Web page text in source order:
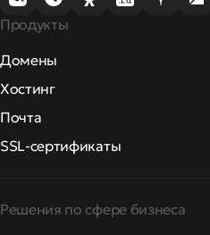
Продукты
Домены
Хостинг
Почта
SSL-сертификаты
Решения по сфере бизнеса